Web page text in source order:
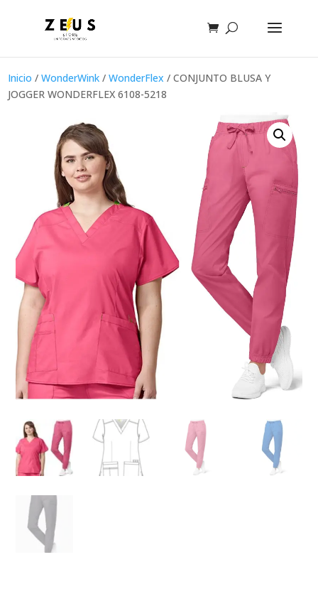
Inicio /WonderWink /WonderFlex / CONJUNTO BLUSA Y
JOGGER WONDERFLEX 6108-5218